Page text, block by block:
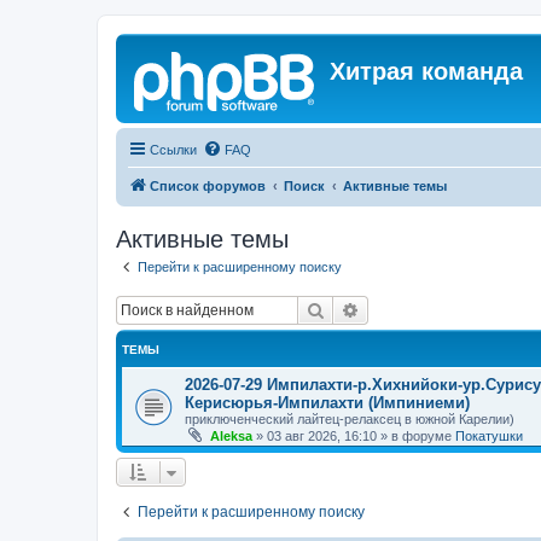
Хитрая команда
Ссылки FAQ
Список форумов Поиск Активные темы
Активные темы
Перейти к расширенному поиску
Поиск
ТЕМЫ
2026-07-29 Импилахти-р.Хихнийоки-
Керисюрья-Импилахти (Импиниеми)
приключенческий лайтец-релаксец в южной Карелии)
Aleksa » 03 авг 2026, 16:10 » в форуме Покатушки
Перейти к расширенному поиску